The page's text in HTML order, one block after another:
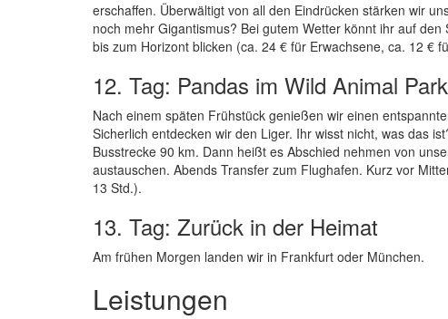
erschaffen. Überwältigt von all den Eindrücken stärken wir
noch mehr Gigantismus? Bei gutem Wetter könnt ihr auf
bis zum Horizont blicken (ca. 24 € für Erwachsene, ca. 12 €
12. Tag: Pandas im Wild Animal Park
Nach einem späten Frühstück genießen wir einen
Sicherlich entdecken wir den Liger. Ihr wisst nicht, was das
Busstrecke 90 km. Dann heißt es Abschied nehmen von
austauschen. Abends Transfer zum Flughafen. Kurz vor
13 Std.).
13. Tag: Zurück in der Heimat
Am frühen Morgen landen wir in Frankfurt oder München.
Leistungen